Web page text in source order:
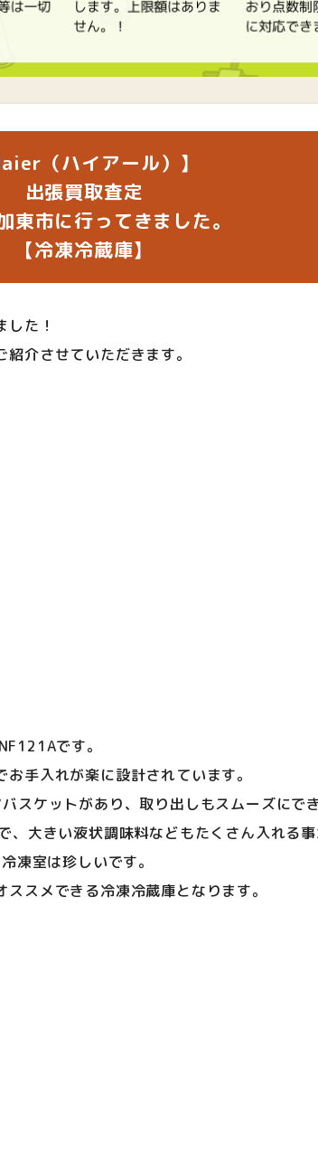
（ハイアール）】
出張買取査定
東市に行ってきました。
【冷凍冷蔵庫】
た！
介させていただきます。
です。
手入れが楽に設計されています。
ケットがあり、取り出しもスムーズにで
大きい液状調味料などもたくさん入れる事
凍室は珍しいです。
スメできる冷凍冷蔵庫となります。